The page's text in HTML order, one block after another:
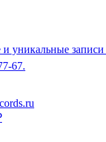
и уникальные
67.